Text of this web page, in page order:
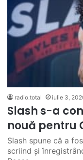
radio.total iulie 3,
Slash s-a
nouă pentru
Slash spune că a
scriind și